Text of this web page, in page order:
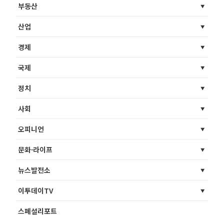
부동산
산업
경제
국제
정치
사회
오피니언
문화·라이프
뉴스발전소
이투데이TV
스페셜리포트